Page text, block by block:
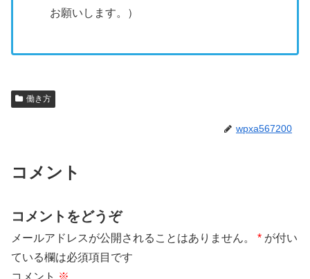
お願いします。）
働き方
wpxa567200
コメント
コメントをどうぞ
メールアドレスが公開されることはありません。 * が付い
ている欄は必須項目です
コメント ※